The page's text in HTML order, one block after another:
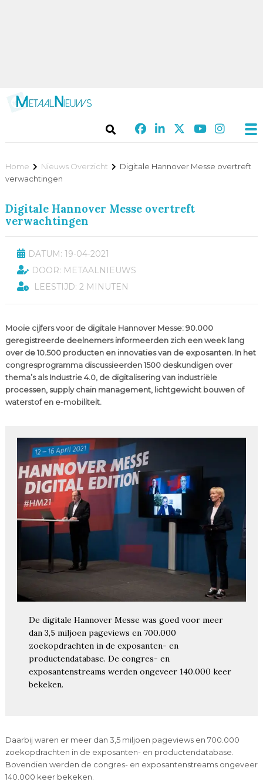
Home Nieuws Overzicht
Digitale Hannover Messe overtreft
verwachtingen
Digitale Hannover Messe overtreft
verwachtingen
DATUM: 19-04-2021
DOOR: METAALNIEUWS
LEESTIJD: 2 MINUTEN
Mooie cijfers voor de digitale Hannover Messe: 90.000
geregistreerde deelnemers informeerden zich een week lang
over de 10.500 producten en innovaties van de exposanten. In het
congresprogramma discussieerden 1500 deskundigen over
thema’s als Industrie 4.0, de digitalisering van industriële
processen, supply chain management, lichtgewicht bouwen of
waterstof en e-mobiliteit.
De digitale Hannover Messe was goed voor meer
dan 3,5 miljoen pageviews en 700.000
zoekopdrachten in de exposanten- en
productendatabase. De congres- en
exposantenstreams werden ongeveer 140.000 keer
bekeken.
Daarbij waren er meer dan 3,5 miljoen pageviews en 700.000
zoekopdrachten in de exposanten- en productendatabase.
Bovendien werden de congres- en exposantenstreams ongeveer
140.000 keer bekeken.